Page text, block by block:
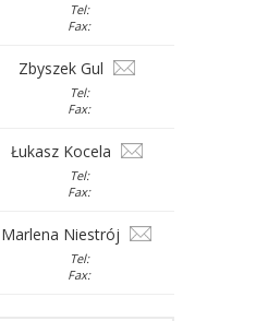
Tel:
Fax:
Zbyszek Gul
Tel:
Fax:
Łukasz Kocela
Tel:
Fax:
Marlena Niestrój
Tel:
Fax: